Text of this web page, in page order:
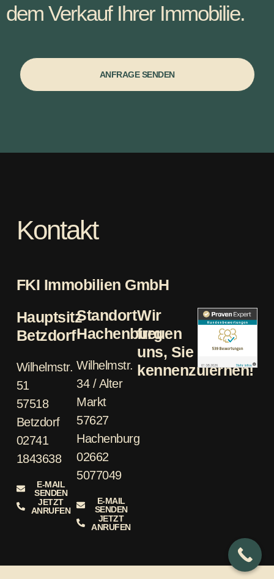
dem Verkauf Ihrer Immobilie.
ANFRAGE SENDEN
Kontakt
FKI Immobilien GmbH
Hauptsitz
Betzdorf
Wilhelmstr.
51
57518
Betzdorf
02741
1843638
E-MAIL
SENDEN
JETZT
ANRUFEN
Standort
Hachenburg
Wilhelmstr.
34 / Alter
Markt
57627
Hachenburg
02662
5077049
E-MAIL
SENDEN
JETZT
ANRUFEN
Wir
freuen
uns, Sie
kennenzulernen!